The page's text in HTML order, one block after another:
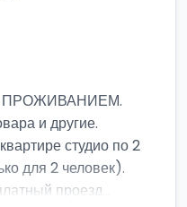
и другие.
студио по 2
для 2 человек).
проезд...